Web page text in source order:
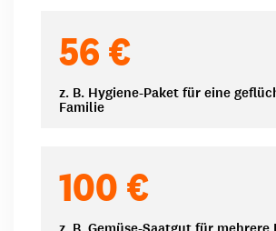
56 €
z. B. Hygiene-Paket für eine
Familie
100 €